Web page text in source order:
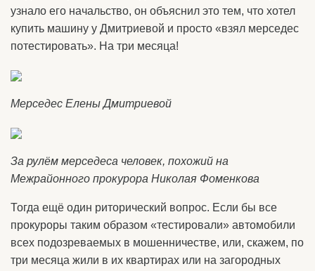
узнало его начальство, он объяснил это тем, что хотел
купить машину у Дмитриевой и просто «взял мерседес
потестировать». На три месяца!
Мерседес Елены Дмитриевой
За рулём мерседеса человек, похожий на
Межрайонного прокурора Николая Фоменкова
Тогда ещё один риторический вопрос. Если бы все
прокуроры таким образом «тестировали» автомобили
всех подозреваемых в мошенничестве, или, скажем, по
три месяца жили в их квартирах или на загородных